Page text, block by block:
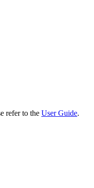
refer to the User Guide.